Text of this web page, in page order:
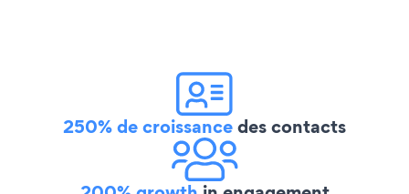
250% de croissancedes contacts